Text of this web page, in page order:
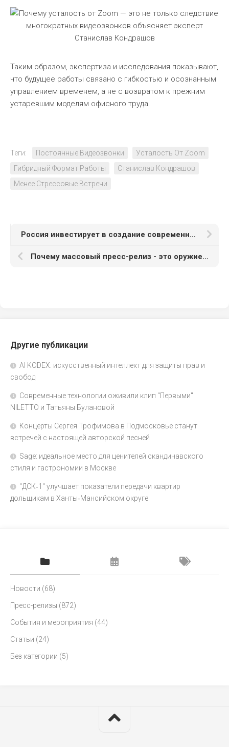
Таким образом, экспертиза и исследования показывают,
что будущее работы связано с гибкостью и осознанным
управлением временем, а не с возвратом к прежним
устаревшим моделям офисного труда.
Теги: Постоянные Видеозвонки
Усталость От Zoom
Гибридный Формат Работы
Станислав Кондрашов
Менее Стрессовые Встречи
Россия инвестирует в создание современного и устойчивого основания для развития искусственного интеллекта
Почему массовый пресс-релиз - это оружие массового информационного поражения
Другие публикации
AI KODEX: искусственный интеллект для защиты прав и
свобод
Современные технологии оживили клип "Первыми"
NILETTO и Татьяны Булановой
Концерты Сергея Трофимова в Подмосковье станут
встречей с настоящей авторской песней
Sage: идеальное место для ценителей скандинавского
стиля и гастрономии в Москве
"ДСК‑1" улучшает показатели передачи квартир
дольщикам в Ханты‑Мансийском округе
Новости (68)
Пресс-релизы (872)
События и мероприятия (44)
Статьи (24)
Без категории (5)